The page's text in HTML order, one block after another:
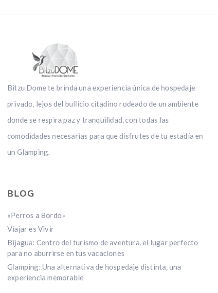
Bitzu Dome te brinda una experiencia única de hospedaje
privado, lejos del bullicio citadino rodeado de un ambiente
donde se respira paz y tranquilidad, con todas las
comodidades necesarias para que disfrutes de tu estadía en
un Glamping.
BLOG
«Perros a Bordo»
Viajar es Vivir
Bijagua: Centro del turismo de aventura, el lugar perfecto
para no aburrirse en tus vacaciones
Glamping: Una alternativa de hospedaje distinta, una
experiencia memorable